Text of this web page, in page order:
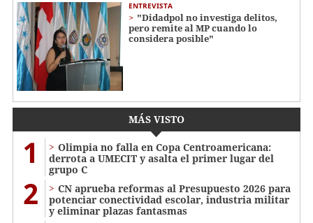
ENTREVISTA
"Didadpol no investiga delitos,
pero remite al MP cuando lo
considera posible"
MÁS VISTO
1
Olimpia no falla en Copa Centroamericana:
derrota a UMECIT y asalta el primer lugar del
grupo C
2
CN aprueba reformas al Presupuesto 2026 para
potenciar conectividad escolar, industria militar
y eliminar plazas fantasmas